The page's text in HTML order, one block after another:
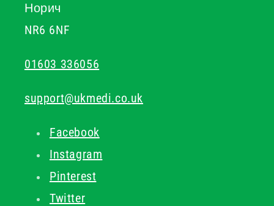
Норич
NR6 6NF
01603 336056
support@ukmedi.co.uk
Facebook
Instagram
Pinterest
Twitter